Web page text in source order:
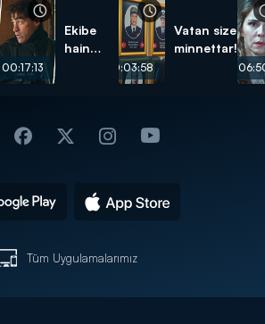
00:17:13
Ekibe
hain
00:03:58
Vatan size
minnettar!
Tüm Uygulamalarımız